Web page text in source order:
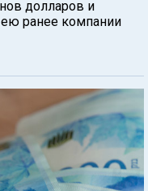
долларов и
ранее компании